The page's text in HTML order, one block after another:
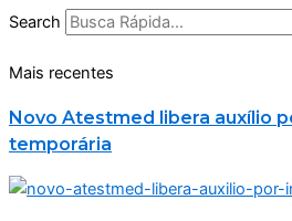
Search
Mais recentes
Novo Atestmed libera auxílio
temporária